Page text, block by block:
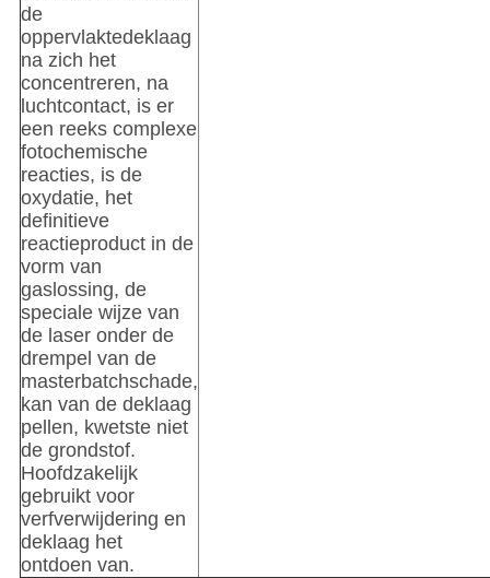
de
oppervlaktedeklaag
na zich het
concentreren, na
luchtcontact, is er
een reeks complexe
fotochemische
reacties, is de
oxydatie, het
definitieve
reactieproduct in de
vorm van
gaslossing, de
speciale wijze van
de laser onder de
drempel van de
masterbatchschade,
kan van de deklaag
pellen, kwetste niet
de grondstof.
Hoofdzakelijk
gebruikt voor
verfverwijdering en
deklaag het
ontdoen van.